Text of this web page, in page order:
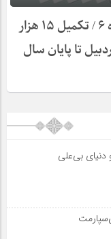
صفحه الکترونیکی پیشران نیوز شماره ۶ / تکمیل ۱۵ هزار
تا پایان سال
دنیای بی‌علی